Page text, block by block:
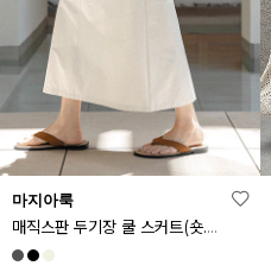
마지아룩
매직스판 두기장 쿨 스커트(숏.기본ver)